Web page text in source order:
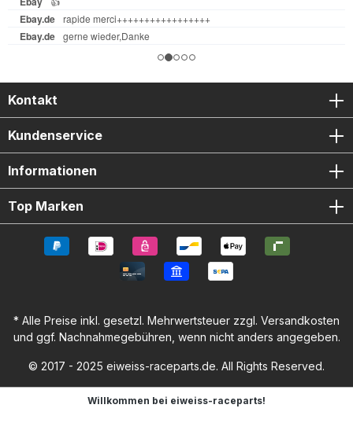
Kontakt
Kundenservice
Informationen
Top Marken
* Alle Preise inkl. gesetzl. Mehrwertsteuer zzgl. Versandkosten
und ggf. Nachnahmegebühren, wenn nicht anders angegeben.
© 2017 - 2025 eiweiss-raceparts.de. All Rights Reserved.
Willkommen bei eiweiss-raceparts!